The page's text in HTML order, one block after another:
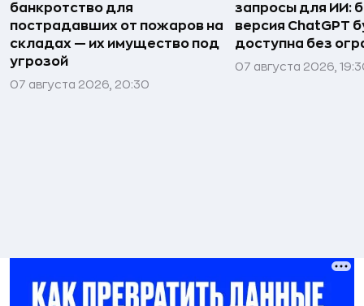
банкротство для
пострадавших от пожаров на
складах — их имущество под
угрозой
07 августа 2026, 20:30
запросы для ИИ:
версия ChatGPT
доступна без
07 августа 2026,